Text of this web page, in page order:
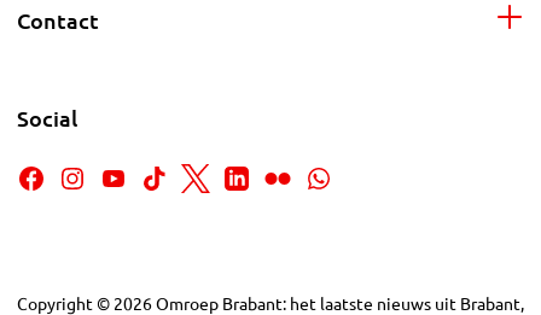
Contact
Social
Copyright © 2026Omroep Brabant: het laatste nieuws uit Brabant,